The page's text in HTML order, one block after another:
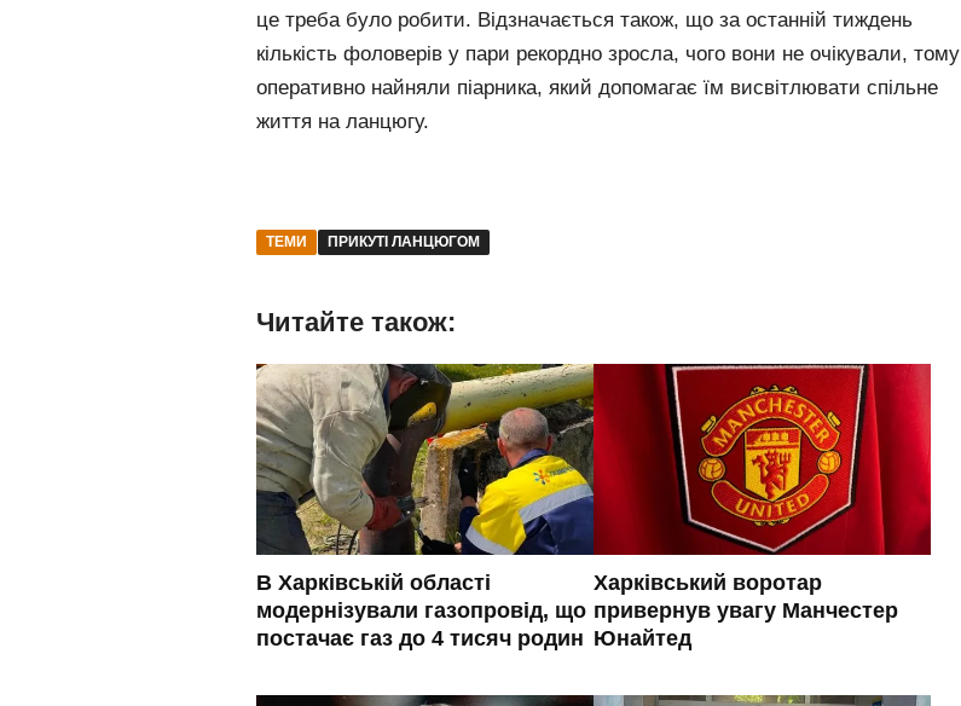
це треба було робити. Відзначається також, що за останній тиждень
кількість фоловерів у пари рекордно зросла, чого вони не очікували, тому
оперативно найняли піарника, який допомагає їм висвітлювати спільне
життя на ланцюгу.
ТЕМИ ПРИКУТІ ЛАНЦЮГОМ
Читайте також:
В Харківській області
модернізували газопровід, що
постачає газ до 4 тисяч родин
Харківський воротар
привернув увагу Манчестер
Юнайтед